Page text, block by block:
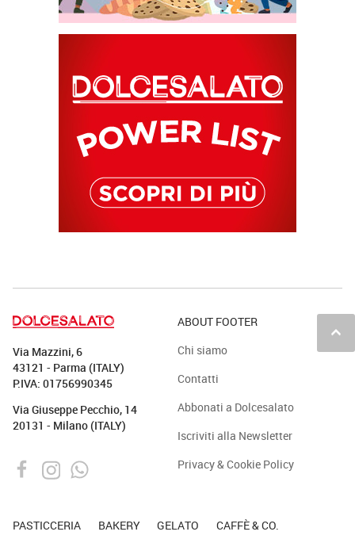
keyboard_arrow_up
Via Mazzini, 6
43121 - Parma (ITALY)
P.IVA: 01756990345
Via Giuseppe Pecchio, 14
20131 - Milano (ITALY)
ABOUT FOOTER
Chi siamo
Contatti
Abbonati a Dolcesalato
Iscriviti alla Newsletter
Privacy & Cookie Policy
PASTICCERIA BAKERY GELATO CAFFÈ & CO.